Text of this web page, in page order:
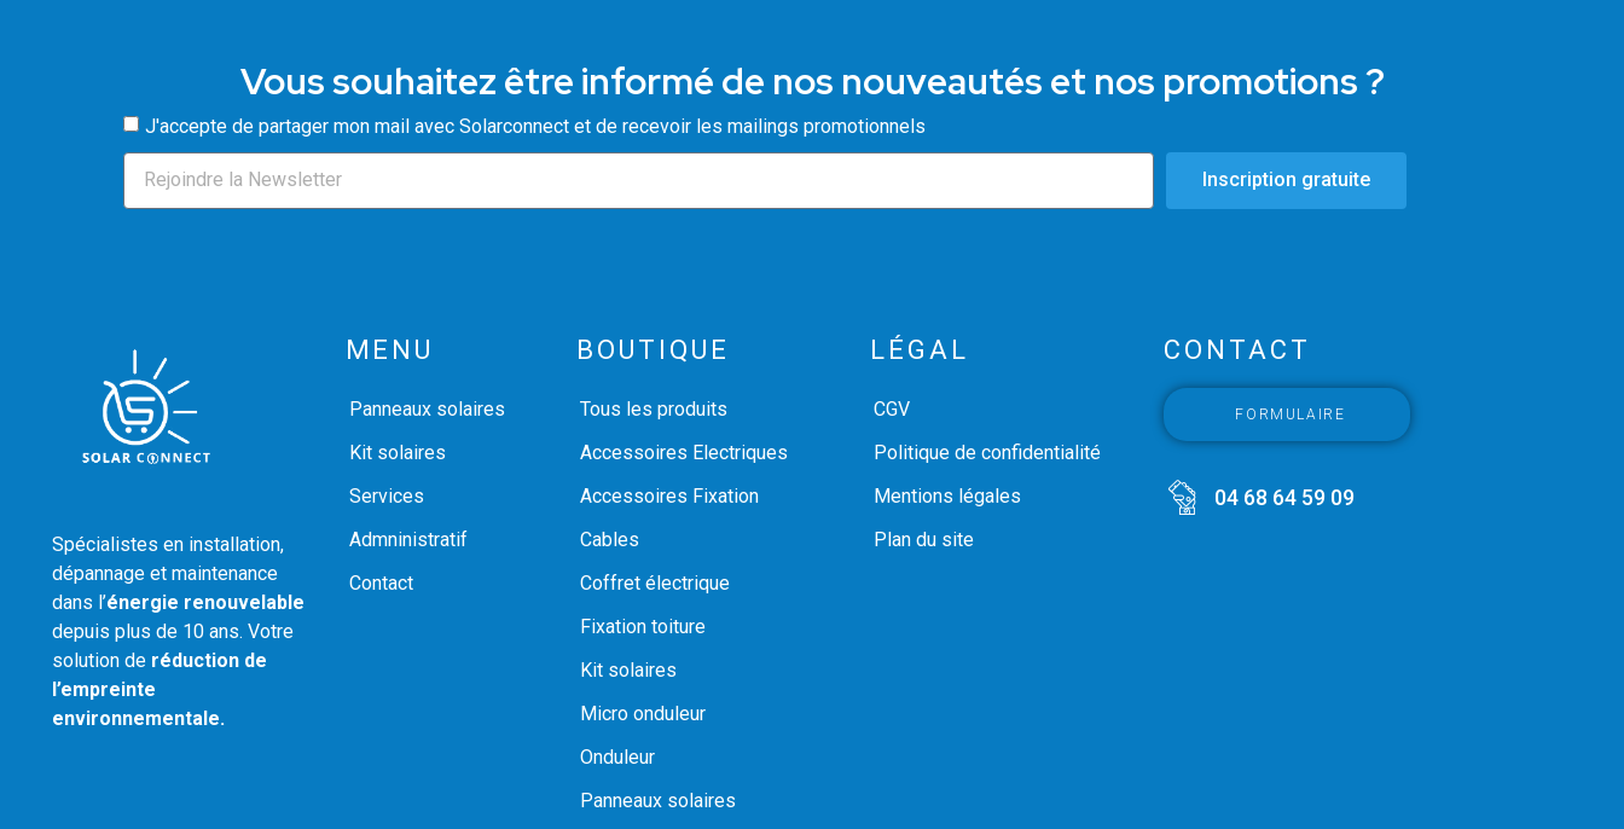
Vous souhaitez être informé de nos nouveautés et nos promotions ?
J'accepte de partager mon mail avec Solarconnect et de recevoir les mailings promotionnels
Inscription gratuite
Spécialistes en installation,
dépannage et maintenance
dans l’énergie renouvelable
depuis plus de 10 ans. Votre
solution de réduction de
l’empreinte
environnementale.
MENU
Panneaux solaires
Kit solaires
Services
Admninistratif
Contact
BOUTIQUE
Tous les produits
Accessoires Electriques
Accessoires Fixation
Cables
Coffret électrique
Fixation toiture
Kit solaires
Micro onduleur
Onduleur
Panneaux solaires
LÉGAL
CGV
Politique de confidentialité
Mentions légales
Plan du site
CONTACT
FORMULAIRE
04 68 64 59 09